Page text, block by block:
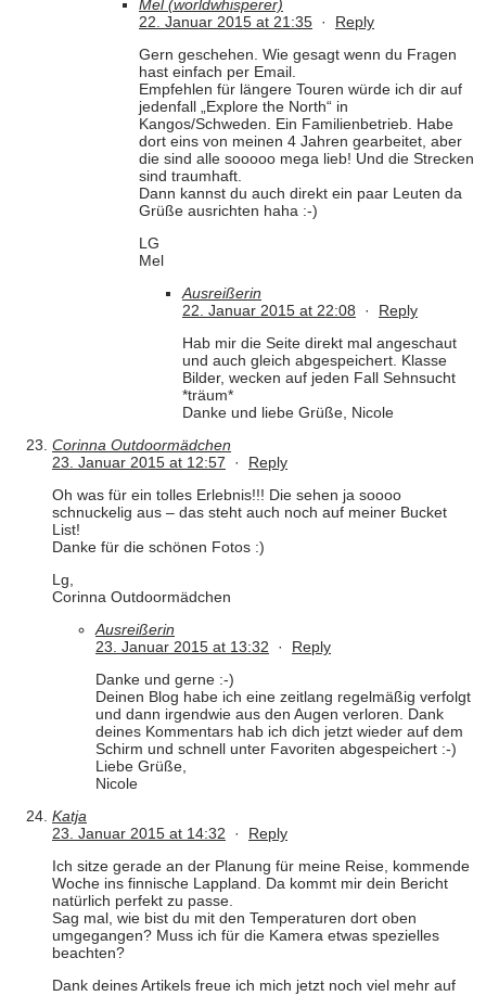
Mel (worldwhisperer)
22. Januar 2015 at 21:35 · Reply
Gern geschehen. Wie gesagt wenn du Fragen
hast einfach per Email.
Empfehlen für längere Touren würde ich dir auf
jedenfall „Explore the North“ in
Kangos/Schweden. Ein Familienbetrieb. Habe
dort eins von meinen 4 Jahren gearbeitet, aber
die sind alle sooooo mega lieb! Und die Strecken
sind traumhaft.
Dann kannst du auch direkt ein paar Leuten da
Grüße ausrichten haha :-)
LG
Mel
Ausreißerin
22. Januar 2015 at 22:08 · Reply
Hab mir die Seite direkt mal angeschaut
und auch gleich abgespeichert. Klasse
Bilder, wecken auf jeden Fall Sehnsucht
*träum*
Danke und liebe Grüße, Nicole
Corinna Outdoormädchen
23. Januar 2015 at 12:57 · Reply
Oh was für ein tolles Erlebnis!!! Die sehen ja soooo
schnuckelig aus – das steht auch noch auf meiner Bucket
List!
Danke für die schönen Fotos :)
Lg,
Corinna Outdoormädchen
Ausreißerin
23. Januar 2015 at 13:32 · Reply
Danke und gerne :-)
Deinen Blog habe ich eine zeitlang regelmäßig verfolgt
und dann irgendwie aus den Augen verloren. Dank
deines Kommentars hab ich dich jetzt wieder auf dem
Schirm und schnell unter Favoriten abgespeichert :-)
Liebe Grüße,
Nicole
Katja
23. Januar 2015 at 14:32 · Reply
Ich sitze gerade an der Planung für meine Reise, kommende
Woche ins finnische Lappland. Da kommt mir dein Bericht
natürlich perfekt zu passe.
Sag mal, wie bist du mit den Temperaturen dort oben
umgegangen? Muss ich für die Kamera etwas spezielles
beachten?
Dank deines Artikels freue ich mich jetzt noch viel mehr auf